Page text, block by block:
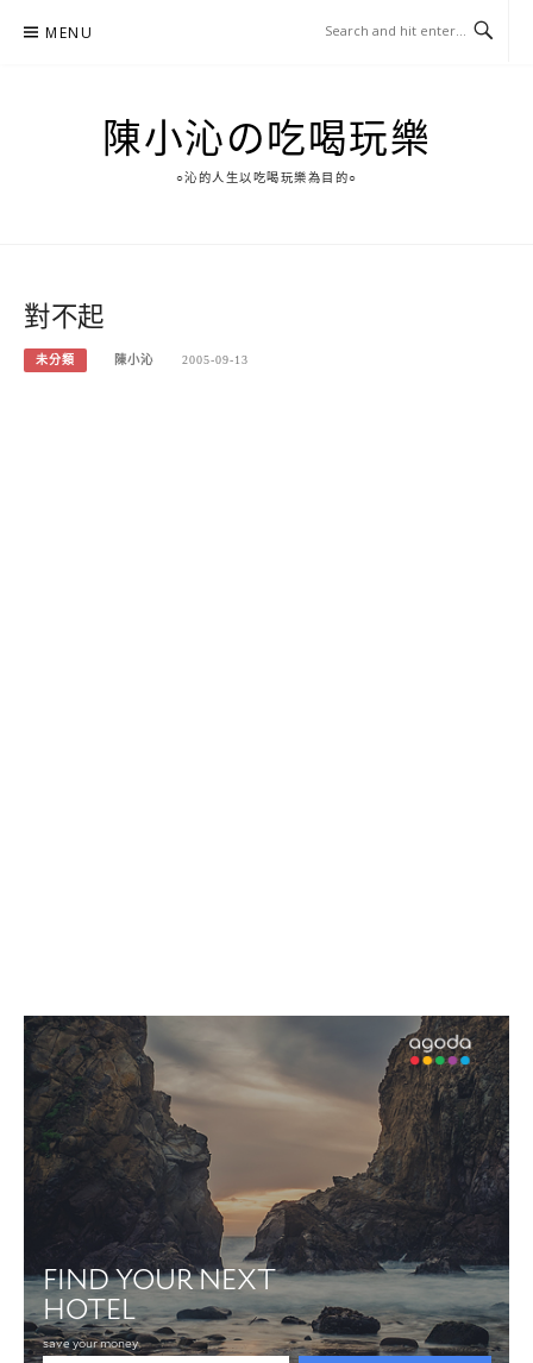
MENU
陳小沁の吃喝玩樂
○沁的人生以吃喝玩樂為目的○
對不起
未分類 陳小沁 2005-09-13